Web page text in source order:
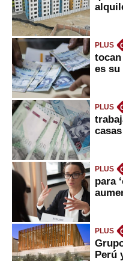
PLUS
es su
PLUS
PLUS
para
PLUS
Perú